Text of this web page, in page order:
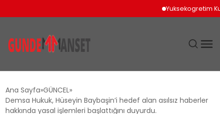
Yuksekogretim
DÜNYA
Ana Sayfa GÜNCEL
Demsa Hukuk, Hüseyin Baybaşin’i hedef alan asılsız haberler
hakkında yasal işlemleri başlattığını duyurdu.